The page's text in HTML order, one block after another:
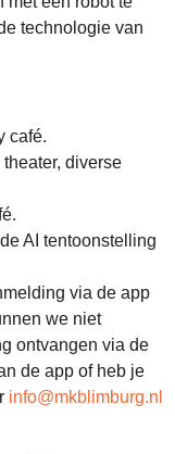
technologie van
café.
diverse
AI tentoonstelling
via de app
we niet
ontvangen via de
de app of heb je
info@mkblimburg.nl